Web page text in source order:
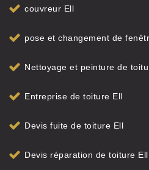
couvreur Ell
pose et changement de
Nettoyage et peinture de
Entreprise de toiture Ell
Devis fuite de toiture Ell
Devis réparation de toiture Ell